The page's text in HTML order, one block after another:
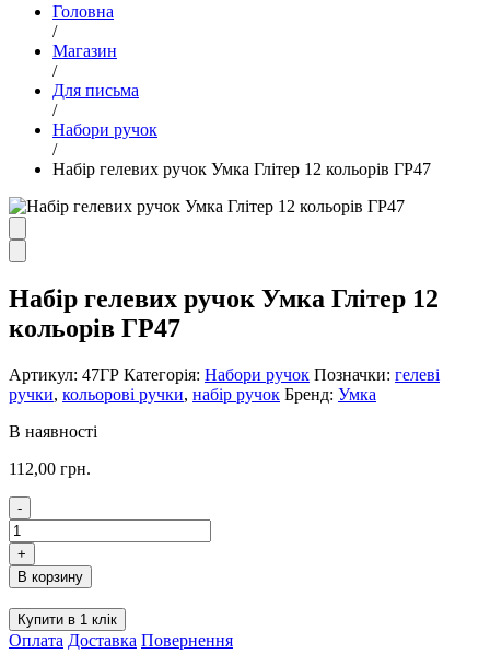
Головна
/
Магазин
/
Для письма
/
Набори ручок
/
Набір гелевих ручок Умка Глітер 12 кольорів ГР47
Набір гелевих ручок Умка Глітер 12
кольорів ГР47
Артикул: 47ГР Категорія: Набори ручок Позначки: гелеві
ручки, кольорові ручки, набір ручок Бренд: Умка
В наявності
112,00 грн.
-
Набір
гелевих
ручок
Умка
Глітер
12
кольорів
+
В корзину
Купити в 1 клік
Оплата Доставка Повернення